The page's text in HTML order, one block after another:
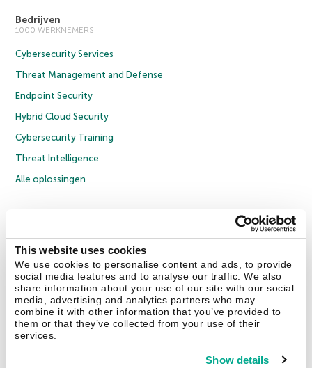
This website uses cookies
We use cookies to personalise content and ads, to provide
social media features and to analyse our traffic. We also
share information about your use of our site with our social
media, advertising and analytics partners who may
combine it with other information that you’ve provided to
them or that they’ve collected from your use of their
services.
Show details
Bedrijven
1000 WERKNEMERS
Cybersecurity Services
Threat Management and Defense
Endpoint Security
Hybrid Cloud Security
Cybersecurity Training
Threat Intelligence
Alle oplossingen
Privacybeleid
Licentieovereenkomst B2B
Cookies
Contact Us Over ons Partners Blog Resource Center
Persberichten
Vertrouwen in Kaspersky
Securelist Eugene Personal Blog